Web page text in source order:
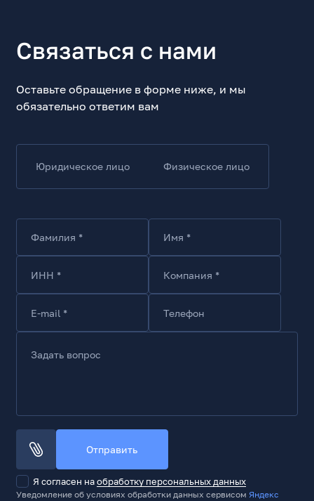
Связаться с нами
Оставьте обращение в форме ниже, и мы
обязательно ответим вам
Юридическое лицо Физическое лицо
Фамилия * Имя *
ИНН * Компания *
E-mail * Телефон
Задать вопрос
Отправить
Я согласен наобработку персональных данных
Уведомление об условиях обработки данных сервисом Яндекс